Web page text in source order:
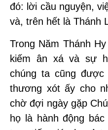
đó: lời cầu nguyện,
và, trên hết là Thánh
Trong Năm Thánh
kiếm ân xá và sự
chúng ta cũng
thương xót ấy cho
chờ đợi ngày gặp
họ là hành động